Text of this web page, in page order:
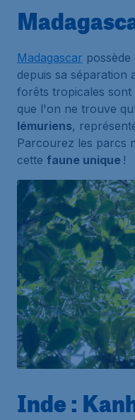
Madagascar possède
depuis sa séparation
forêts tropicales
que l'on ne trouve
lémuriens,
Parcourez les parcs
cette faune unique !
Inde :